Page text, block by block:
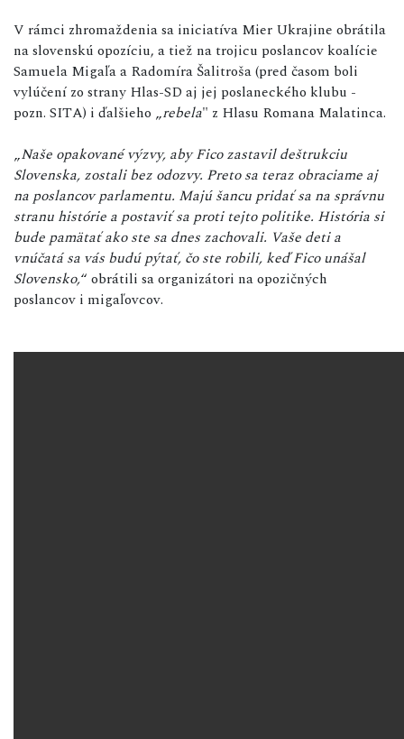
V rámci zhromaždenia sa iniciatíva Mier Ukrajine obrátila
na slovenskú opozíciu, a tiež na trojicu poslancov koalície
Samuela Migaľa a Radomíra Šalitroša (pred časom boli
vylúčení zo strany Hlas-SD aj jej poslaneckého klubu -
pozn. SITA) i ďalšieho „rebela" z Hlasu Romana Malatinca.
„Naše opakované výzvy, aby Fico zastavil deštrukciu
Slovenska, zostali bez odozvy. Preto sa teraz obraciame aj
na poslancov parlamentu. Majú šancu pridať sa na správnu
stranu histórie a postaviť sa proti tejto politike. História si
bude pamätať ako ste sa dnes zachovali. Vaše deti a
vnúčatá sa vás budú pýtať, čo ste robili, keď Fico unášal
Slovensko,“ obrátili sa organizátori na opozičných
poslancov i migaľovcov.